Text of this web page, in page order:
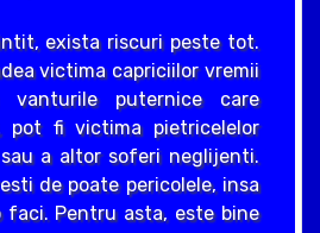
exista riscuri peste tot.
victima capriciilor vremii
puternice care
pot fi victima pietricelelor
a altor soferi neglijenti.
de poate pericolele, insa
faci. Pentru asta, este bine